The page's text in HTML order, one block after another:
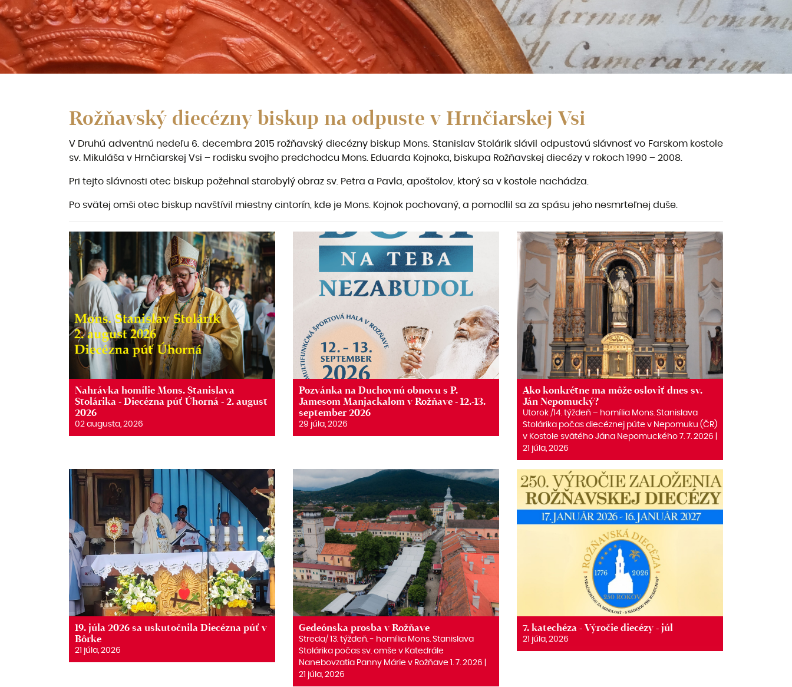
Rožňavský diecézny biskup na odpuste v Hrnčiarskej Vsi
V Druhú adventnú nedeľu 6. decembra 2015 rožňavský diecézny biskup Mons. Stanislav Stolárik slávil odpustovú slávnosť vo Farskom kostole
sv. Mikuláša v Hrnčiarskej Vsi – rodisku svojho predchodcu Mons. Eduarda Kojnoka, biskupa Rožňavskej diecézy v rokoch 1990 – 2008.
Pri tejto slávnosti otec biskup požehnal starobylý obraz sv. Petra a Pavla, apoštolov, ktorý sa v kostole nachádza.
Po svätej omši otec biskup navštívil miestny cintorín, kde je Mons. Kojnok pochovaný, a pomodlil sa za spásu jeho nesmrteľnej duše.
Nahrávka homílie Mons. Stanislava
Stolárika - Diecézna púť Úhorná - 2. august
2026
02 augusta, 2026
Pozvánka na Duchovnú obnovu s P.
Jamesom Manjackalom v Rožňave - 12.-13.
september 2026
29 júla, 2026
Ako konkrétne ma môže osloviť dnes sv.
Ján Nepomucký?
Utorok /14. týždeň – homília Mons. Stanislava
Stolárika počas diecéznej púte v Nepomuku (ČR)
v Kostole svätého Jána Nepomuckého 7. 7. 2026 |
21 júla, 2026
19. júla 2026 sa uskutočnila Diecézna púť v
Bôrke
21 júla, 2026
Gedeónska prosba v Rožňave
Streda/ 13. týždeň. ‒ homília Mons. Stanislava
Stolárika počas sv. omše v Katedrále
Nanebovzatia Panny Márie v Rožňave 1. 7. 2026 |
21 júla, 2026
7. katechéza - Výročie diecézy - júl
21 júla, 2026